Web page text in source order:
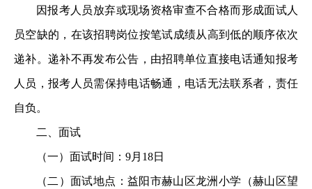
因报考人员放弃或现场资格审查不合格而形成面试人
员空缺的，在该招聘岗位按笔试成绩从高到低的顺序依次
递补。递补不再发布公告，由招聘单位直接电话通知报考
人员，报考人员需保持电话畅通，电话无法联系者，责任
自负。
二、面试
（一）面试时间：9月18日
（二）面试地点：益阳市赫山区龙洲小学（赫山区望